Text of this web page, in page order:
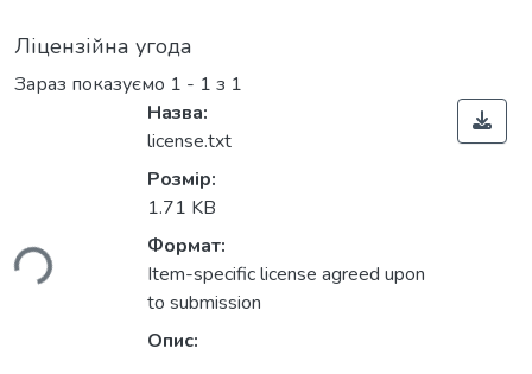
Ліцензійна угода
Зараз показуємо 1 - 1 з 1
Назва:
license.txt
Розмір:
1.71 KB
Формат:
Item-specific license agreed upon
to submission
Опис: